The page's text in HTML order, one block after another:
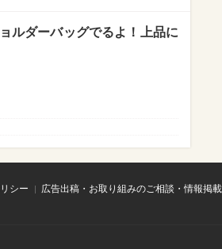
ルダーバッグでるよ！上品に
シー
広告出稿・お取り組みのご相談・情報掲